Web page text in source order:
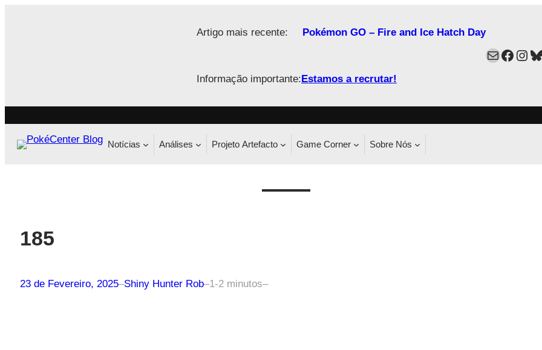
Artigo mais recente: Pokémon GO – Fire and Ice Hatch Day
Informação importante:Estamos a recrutar!
Mail
Notícias Análises Projeto Artefacto Game Corner Sobre Nós
185
23 de Fevereiro, 2025–Shiny Hunter Rob–1-2 minutos–